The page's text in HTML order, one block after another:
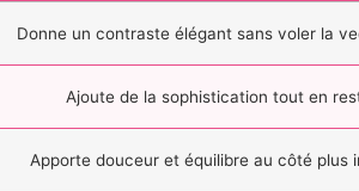
Donne un contraste élégant sans voler la
Ajoute de la sophistication tout en
Apporte douceur et équilibre au côté plus